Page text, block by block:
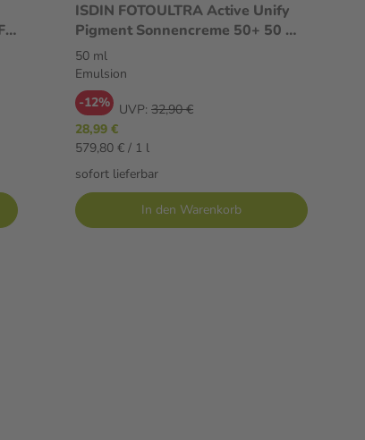
ISDIN FOTOULTRA Active Unify
Pigment Sonnencreme 50+ 50 ml
Emulsion
50 ml
Emulsion
-12% UVP: 32,90 €
28,99 €
579,80 € / 1 l
sofort lieferbar
In den Warenkorb